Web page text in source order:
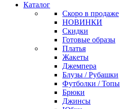
Каталог
Скоро в продаже
НОВИНКИ
Скидки
Готовые образы
Платья
Жакеты
Джемпера
Блузы / Рубашки
Футболки / Топы
Брюки
Джинсы